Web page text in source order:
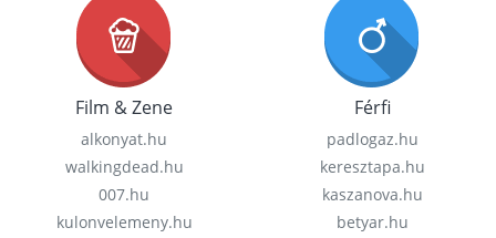
Film & Zene
alkonyat.hu
walkingdead.hu
007.hu
kulonvelemeny.hu
Férfi
padlogaz.hu
keresztapa.hu
kaszanova.hu
betyar.hu